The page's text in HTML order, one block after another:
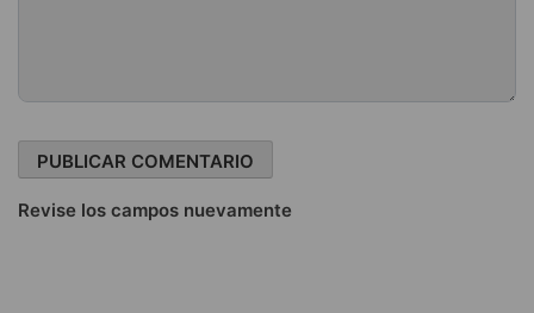
Revise los campos nuevamente